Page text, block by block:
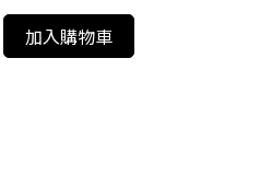
加入購物車